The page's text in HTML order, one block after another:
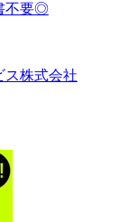
不要◎
ス株式会社